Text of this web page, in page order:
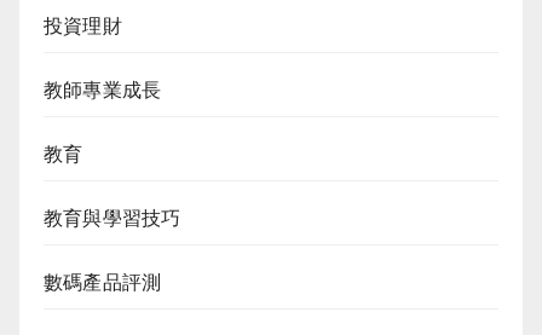
投資理財
教師專業成長
教育
教育與學習技巧
數碼產品評測